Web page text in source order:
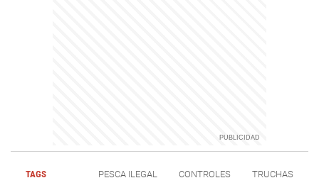
TAGS PESCA ILEGAL CONTROLES TRUCHAS